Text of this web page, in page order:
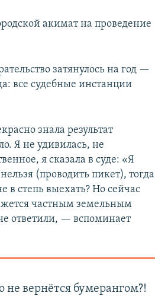
акимат на проведение
затянулось на год —
все судебные инстанции
знала результат
Я не удивилась, не
я сказала в суде: «Я
(проводить пикет), тогда
степь выехать? Но сейчас
частным земельным
ответили, — вспоминает
не вернётся бумерангом?!